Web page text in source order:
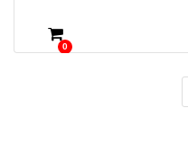
0